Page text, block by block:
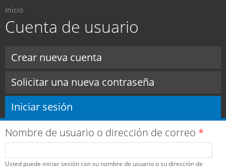
principal
Usted está aquí
Inicio
Cuenta de usuario
Crear nueva cuenta
Solicitar una nueva contraseña
Iniciar sesión
Nombre de usuario o dirección de correo *
Usted puede iniciar sesión con su nombre de usuario o su dirección de